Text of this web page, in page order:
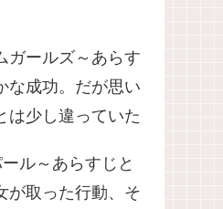
ガールズ～あらす
な成功。だが思い
は少し違っていた
ル～あらすじと
が取った行動、そ